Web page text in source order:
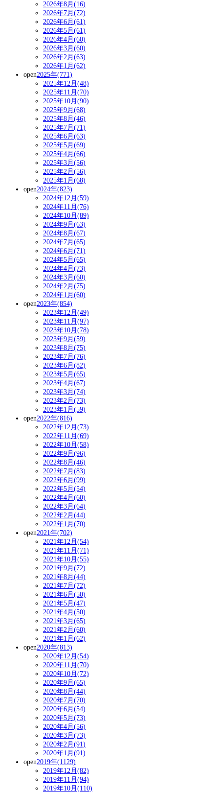
2026年8月(16)
2026年7月(72)
2026年6月(61)
2026年5月(61)
2026年4月(60)
2026年3月(60)
2026年2月(63)
2026年1月(62)
open2025年(771)
2025年12月(48)
2025年11月(70)
2025年10月(90)
2025年9月(68)
2025年8月(46)
2025年7月(71)
2025年6月(63)
2025年5月(69)
2025年4月(66)
2025年3月(56)
2025年2月(56)
2025年1月(68)
open2024年(823)
2024年12月(59)
2024年11月(76)
2024年10月(89)
2024年9月(63)
2024年8月(67)
2024年7月(65)
2024年6月(71)
2024年5月(65)
2024年4月(73)
2024年3月(60)
2024年2月(75)
2024年1月(60)
open2023年(854)
2023年12月(49)
2023年11月(97)
2023年10月(78)
2023年9月(59)
2023年8月(75)
2023年7月(76)
2023年6月(82)
2023年5月(65)
2023年4月(67)
2023年3月(74)
2023年2月(73)
2023年1月(59)
open2022年(816)
2022年12月(73)
2022年11月(69)
2022年10月(58)
2022年9月(96)
2022年8月(46)
2022年7月(83)
2022年6月(99)
2022年5月(54)
2022年4月(60)
2022年3月(64)
2022年2月(44)
2022年1月(70)
open2021年(702)
2021年12月(54)
2021年11月(71)
2021年10月(55)
2021年9月(72)
2021年8月(44)
2021年7月(72)
2021年6月(50)
2021年5月(47)
2021年4月(50)
2021年3月(65)
2021年2月(60)
2021年1月(62)
open2020年(813)
2020年12月(54)
2020年11月(70)
2020年10月(72)
2020年9月(65)
2020年8月(44)
2020年7月(70)
2020年6月(54)
2020年5月(73)
2020年4月(56)
2020年3月(73)
2020年2月(91)
2020年1月(91)
open2019年(1129)
2019年12月(82)
2019年11月(94)
2019年10月(110)